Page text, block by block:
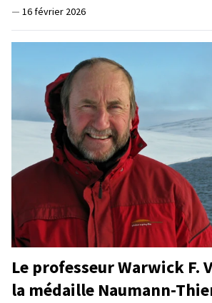
— 16 février 2026
Le professeur Warwick F.
la médaille Naumann-